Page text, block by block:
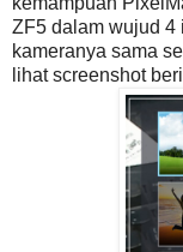
ZF5 dalam wujud 4
kameranya sama
lihat screenshot